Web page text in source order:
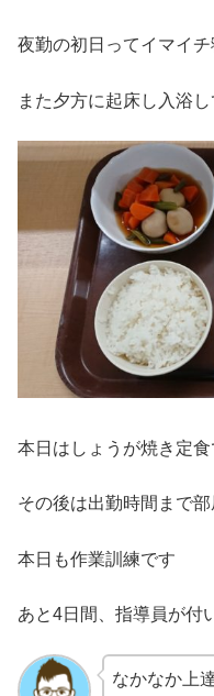
夜勤の初日ってイマイ
また夕方に起床し入浴
本日はしょうが焼き定食
その後は出勤時間まで
本日も作業訓練です
あと4日間、指導員が付
なかなか上